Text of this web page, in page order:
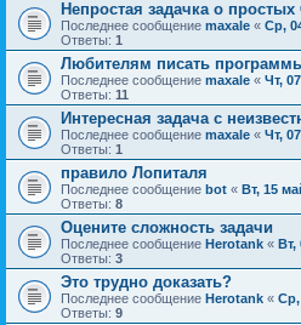
Непростая задачка о простых
Последнее сообщение maxale « Ср,
Ответы: 1
Любителям писать
Последнее сообщение maxale « Чт,
Ответы: 11
Интересная задача с
Последнее сообщение maxale « Чт,
Ответы: 1
правило Лопиталя
Последнее сообщение bot « Вт, 15
Ответы: 8
Оцените сложность задачи
Последнее сообщение Herotank « Вт,
Ответы: 3
Это трудно доказать?
Последнее сообщение Herotank « Ср,
Ответы: 9